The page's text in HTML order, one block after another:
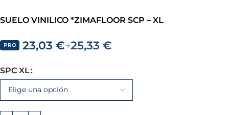
SUELO VINILICO *ZIMAFLOOR SCP – XL
PRO 23,03€→25,33€
SPC XL